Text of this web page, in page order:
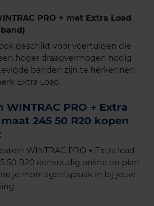
PRO + met Extra Load
geschikt voor voertuigen die
hoger draagvermogen nodig
banden zijn te herkennen
Extra Load.
WINTRAC PRO + Extra
245 50 R20 kopen
WINTRAC PRO + Extra load
50 R20 eenvoudig online en plan
je montageafspraak in bij jouw